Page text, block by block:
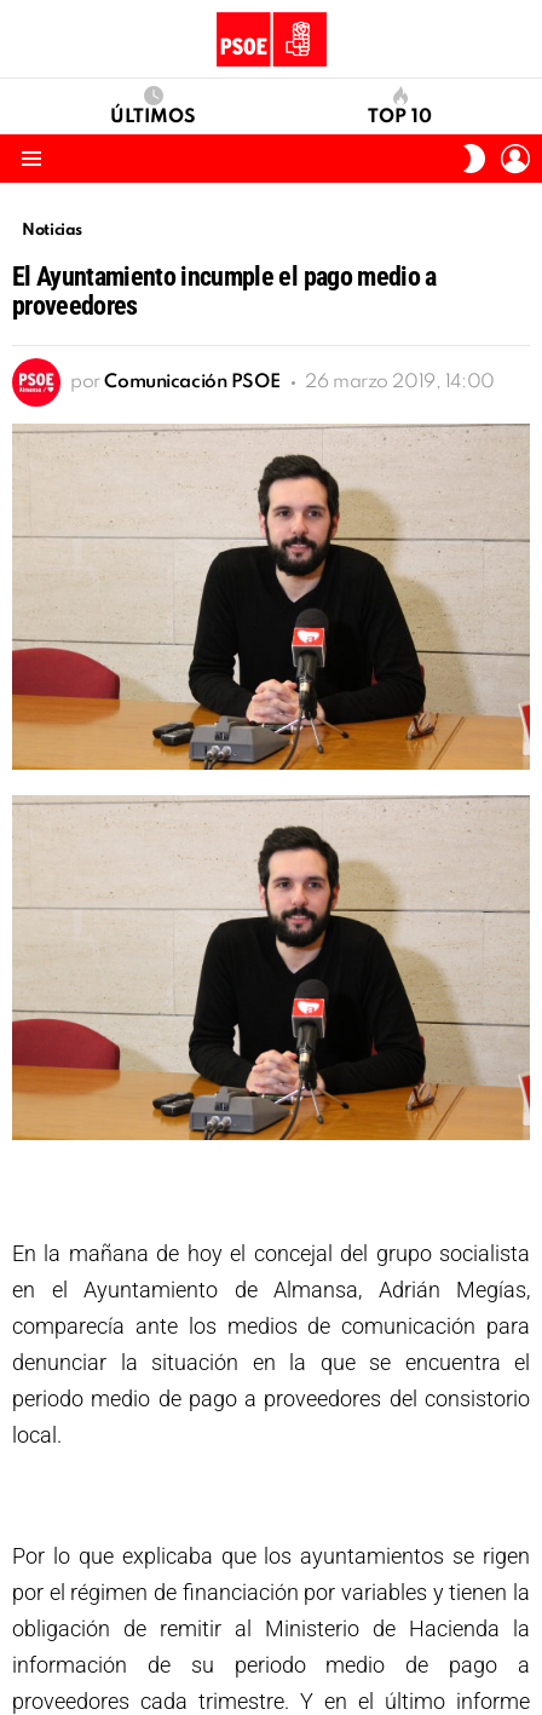
ÚLTIMOS TOP 10
SKIN
Noticias
El Ayuntamiento incumple el pago medio a
proveedores
por Comunicación PSOE 26 marzo 2019, 14:00
En la mañana de hoy el concejal del grupo socialista
en el Ayuntamiento de Almansa, Adrián Megías,
comparecía ante los medios de comunicación para
denunciar la situación en la que se encuentra el
periodo medio de pago a proveedores del consistorio
local.
Por lo que explicaba que los ayuntamientos se rigen
por el régimen de financiación por variables y tienen la
obligación de remitir al Ministerio de Hacienda la
información de su periodo medio de pago a
proveedores cada trimestre. Y en el último informe